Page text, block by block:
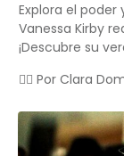
Explora el poder
Vanessa Kirby
¡Descubre su
✍🏻 Por Clara